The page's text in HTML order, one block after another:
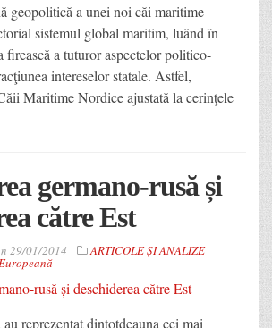
geopolitică a unei noi căi maritime
sistemul global maritim, luând în
firească a tuturor aspectelor politico-
intereselor statale. Astfel,
Maritime Nordice ajustată la cerinţele
germano-rusă și
către Est
29/01/2014 ARTICOLE ȘI ANALIZE
reprezentat dintotdeauna cei mai